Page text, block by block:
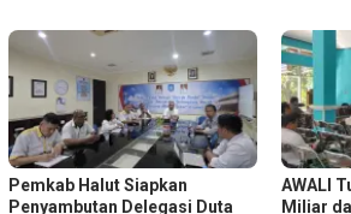
Pemkab Halut Siapkan
Penyambutan Delegasi Duta
AWALI
Miliar